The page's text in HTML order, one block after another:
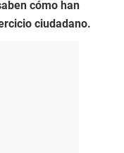
cómo han
ciudadano.